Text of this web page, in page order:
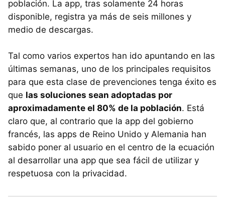
población. La app, tras solamente 24 horas
disponible, registra ya más de seis millones y
medio de descargas.
Tal como varios expertos han ido apuntando en las
últimas semanas, uno de los principales requisitos
para que esta clase de prevenciones tenga éxito es
que las soluciones sean adoptadas por
aproximadamente el 80% de la población. Está
claro que, al contrario que la app del gobierno
francés, las apps de Reino Unido y Alemania han
sabido poner al usuario en el centro de la ecuación
al desarrollar una app que sea fácil de utilizar y
respetuosa con la privacidad.